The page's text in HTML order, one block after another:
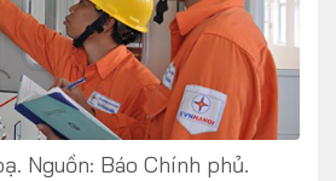
Nguồn: Báo Chính phủ.